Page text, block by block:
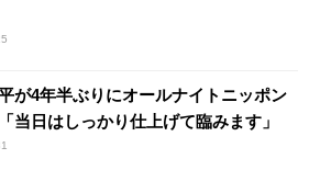
が4年半ぶりにオールナイトニッポン
当日はしっかり仕上げて臨みます」